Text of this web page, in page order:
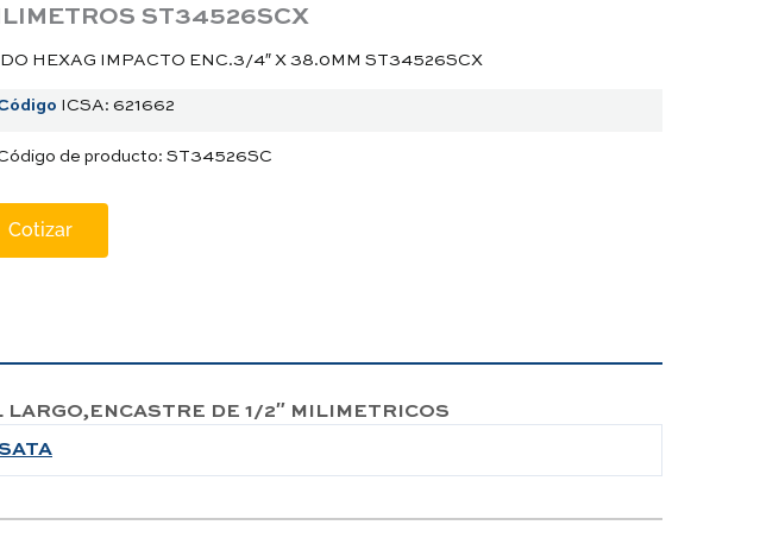
ST34526SCX
HEXAG IMPACTO ENC.3/4″ X 38.0MM ST34526SCX
ICSA: 621662
de producto: ST34526SC
Cotizar
DE 1/2″ MILIMETRICOS